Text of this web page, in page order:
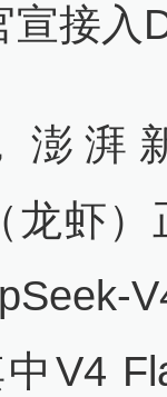
接入
澎湃
龙虾
V4